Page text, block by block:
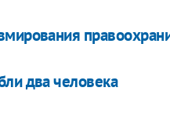
два человека